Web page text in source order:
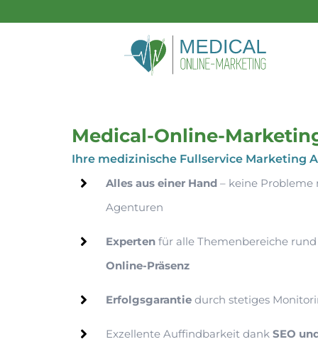
Inhalt
Medical-Online-
Ihre medizinische Fullservice Marketing
Alles aus einer Hand– keine Probleme
Agenturen
Expertenfür alle Themenbereiche
Online-Präsenz
Erfolgsgarantiedurch stetiges
Exzellente Auffindbarkeit dank SEO